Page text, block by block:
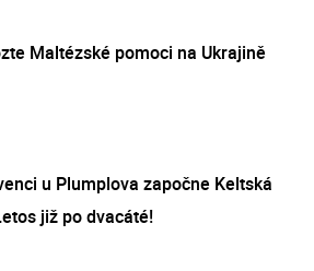
Maltézské pomoci na Ukrajině
u Plumplova započne Keltská
již po dvacáté!